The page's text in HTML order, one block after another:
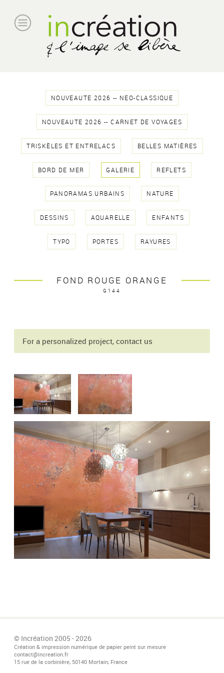
NOUVEAUTE 2026 -- NEO-CLASSIQUE
NOUVEAUTE 2026 -- CARNET DE VOYAGES
TRISKÈLES ET ENTRELACS BELLES MATIÈRES
BORD DE MER GALERIE REFLETS
PANORAMAS URBAINS NATURE
DESSINS AQUARELLE ENFANTS
TYPO PORTES RAYURES
FOND ROUGE ORANGE
G144
For a personalized project, contact us
© Incréation 2005 - 2026
Création & impression numérique de papier peint sur mesure
contact@increation.fr
15 rue de la corbinière, 50140 Mortain, France